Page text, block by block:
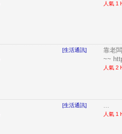
人氣 1
[生活通訊]
靠老
~~
人氣 2
[生活通訊] ...
人氣 1